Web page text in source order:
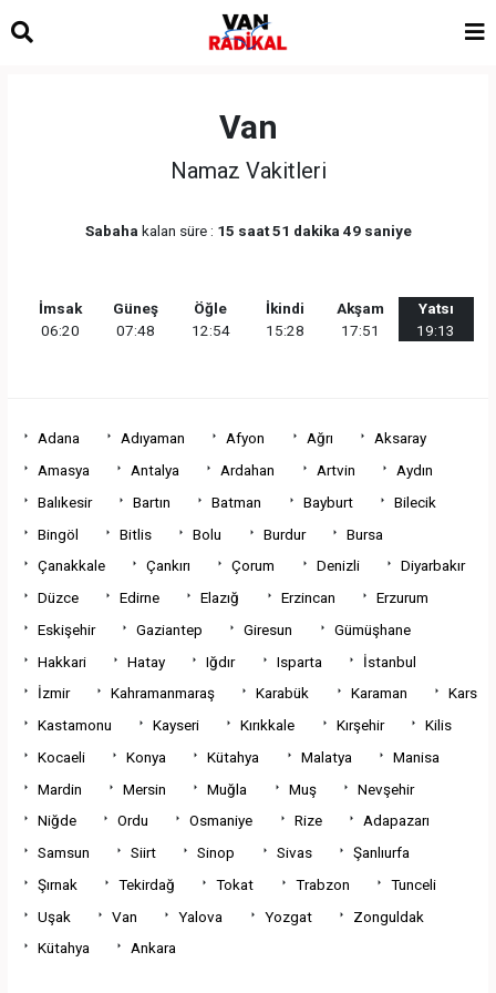
Van
Namaz Vakitleri
Sabaha kalan süre : 15 saat 51 dakika 49 saniye
İmsak
06:20
Güneş
07:48
Öğle
12:54
İkindi
15:28
Akşam
17:51
Yatsı
19:13
Adana Adıyaman Afyon Ağrı
Aksaray
Amasya
Antalya Ardahan Artvin
Aydın
Balıkesir
Bartın Batman Bayburt
Bilecik
Bingöl
Bitlis Bolu Burdur
Bursa
Çanakkale
Çankırı Çorum Denizli
Diyarbakır
Düzce
Edirne Elazığ Erzincan
Erzurum
Eskişehir
Gaziantep Giresun
Gümüşhane
Hakkari
Hatay Iğdır Isparta
İstanbul
İzmir
Kahramanmaraş Karabük Karaman
Kars
Kastamonu
Kayseri Kırıkkale Kırşehir
Kilis
Kocaeli
Konya Kütahya Malatya
Manisa
Mardin
Mersin Muğla Muş
Nevşehir
Niğde
Ordu Osmaniye Rize
Adapazarı
Samsun
Siirt Sinop Sivas
Şanlıurfa
Şırnak
Tekirdağ Tokat Trabzon
Tunceli
Uşak
Van Yalova Yozgat
Zonguldak
Kütahya
Ankara